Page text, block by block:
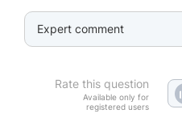
Expert comment
Rate this question
Available only for
registered users